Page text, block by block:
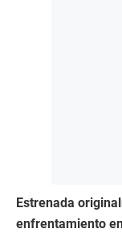
Estrenada
enfrentamiento